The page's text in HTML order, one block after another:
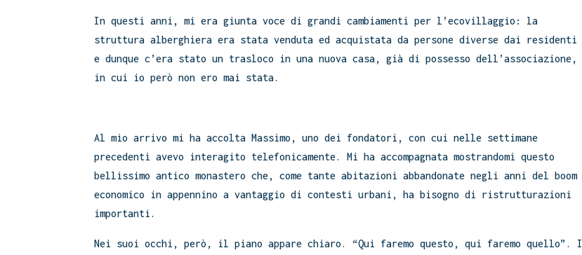
In questi anni, mi era giunta voce di grandi cambiamenti per l’ecovillaggio: la
struttura alberghiera era stata venduta ed acquistata da persone diverse dai residenti
e dunque c’era stato un trasloco in una nuova casa, già di possesso dell’associazione,
in cui io però non ero mai stata.
Al mio arrivo mi ha accolta Massimo, uno dei fondatori, con cui nelle settimane
precedenti avevo interagito telefonicamente. Mi ha accompagnata mostrandomi questo
bellissimo antico monastero che, come tante abitazioni abbandonate negli anni del boom
economico in appennino a vantaggio di contesti urbani, ha bisogno di ristrutturazioni
importanti.
Nei suoi occhi, però, il piano appare chiaro. “Qui faremo questo, qui faremo quello”. I